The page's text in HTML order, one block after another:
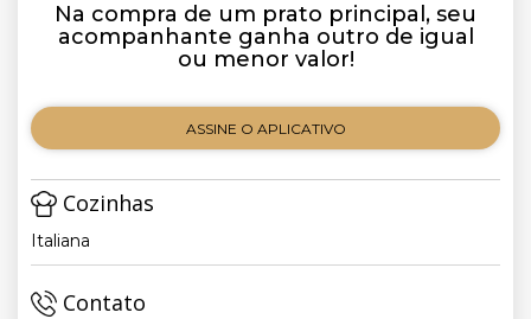
Na compra de um prato principal, seu
acompanhante ganha outro de igual
ou menor valor!
ASSINE O APLICATIVO
Cozinhas
Italiana
Contato